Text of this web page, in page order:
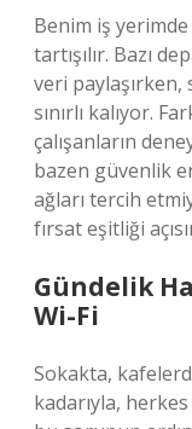
Benim iş
tartışılır. Bazı
veri
sınırlı kalıyor.
çalışanların
bazen güvenlik
ağları tercih
fırsat eşitliği
Gündelik
Wi-Fi
Sokakta,
kadarıyla,